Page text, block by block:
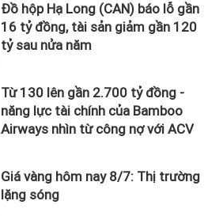
Đồ hộp Hạ Long (CAN) báo lỗ gần
16 tỷ đồng, tài sản giảm gần 120
tỷ sau nửa năm
Từ 130 lên gần 2.700 tỷ đồng -
năng lực tài chính của Bamboo
Airways nhìn từ công nợ với ACV
Giá vàng hôm nay 8/7: Thị trường
lặng sóng